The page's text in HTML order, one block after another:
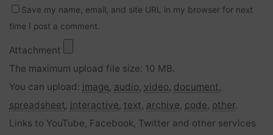
Save my name, email, and site URL in my browser for next
time I post a comment.
Attachment
The maximum upload file size: 10 MB.
You can upload: image, audio, video, document,
spreadsheet, interactive, text, archive, code, other.
Links to YouTube, Facebook, Twitter and other services